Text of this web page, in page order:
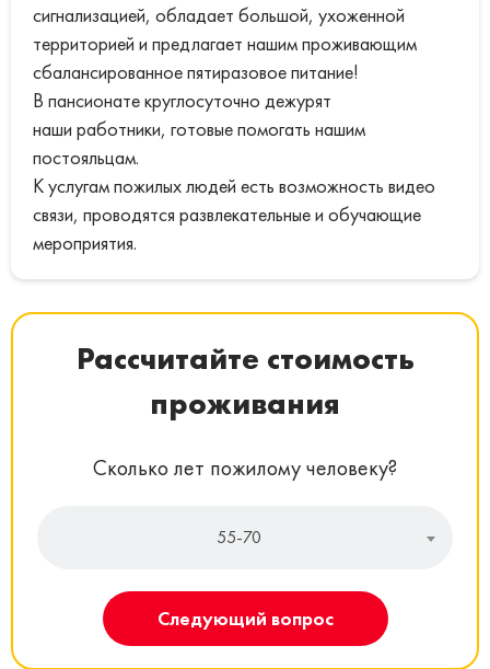
сигнализацией, обладает большой, ухоженной
территорией и предлагает нашим проживающим
сбалансированное пятиразовое питание!
В пансионате круглосуточно дежурят
наши работники, готовые помогать нашим
постояльцам.
К услугам пожилых людей есть возможность видео
связи, проводятся развлекательные и обучающие
мероприятия.
Рассчитайте стоимость
проживания
Сколько лет пожилому человеку?
55-70
Следующий вопрос